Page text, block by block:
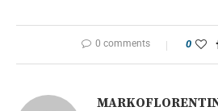
0 comments 0